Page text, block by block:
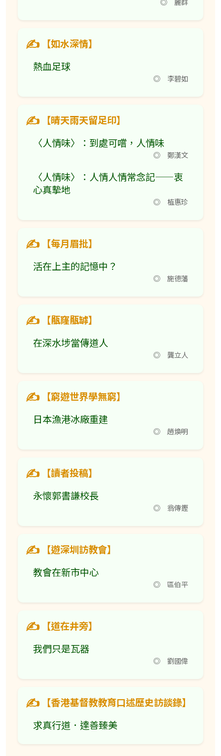
【如水深情】
熱血足球
◎ 李碧如
【晴天雨天留足印】
〈人情味〉：到處可嚐，人情味
◎ 鄭漢文
〈人情味〉：人情人情常念記——衷
心真摰地
◎ 植惠珍
【每月眉批】
活在上主的記憶中？
◎ 施德藩
【瓹窿瓹罅】
在深水埗當傳道人
◎ 龔立人
【窮遊世界學無窮】
日本漁港冰廠重建
◎ 趙煥明
【讀者投稿】
永懷郭書謙校長
◎ 翁傳鏗
【遊深圳訪教會】
教會在新市中心
◎ 區伯平
【道在井旁】
我們只是瓦器
◎ 劉國偉
【香港基督教教育口述歷史訪談錄】
求真行道．達善臻美